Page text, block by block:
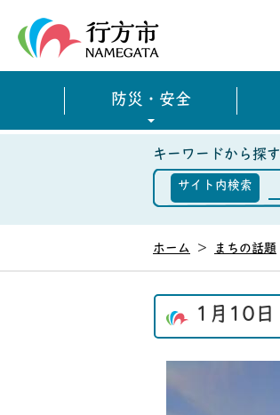
防災・安全
キーワードから探す
サイト内検索
ホーム > まちの話題
1月10